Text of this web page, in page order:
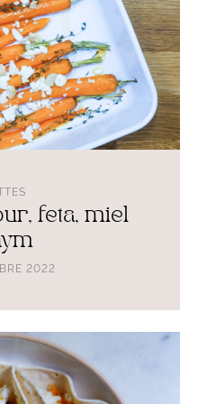
feta, miel
2022